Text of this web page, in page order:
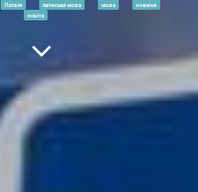
Латвія латиська мова мова
новини
освіта